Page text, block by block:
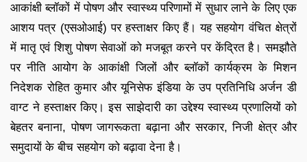
आकांक्षी ब्लॉकों में पोषण और स्वास्थ्य परिणामों में सुधार लाने के लिए एक
आशय पत्र (एसओआई) पर हस्ताक्षर किए हैं। यह सहयोग वंचित क्षेत्रों
में मातृ एवं शिशु पोषण सेवाओं को मजबूत करने पर केंद्रित है। समझौते
पर नीति आयोग के आकांक्षी जिलों और ब्लॉकों कार्यक्रम के मिशन
निदेशक रोहित कुमार और यूनिसेफ इंडिया के उप प्रतिनिधि अर्जन डी
वाग्ट ने हस्ताक्षर किए। इस साझेदारी का उद्देश्य स्वास्थ्य प्रणालियों को
बेहतर बनाना, पोषण जागरूकता बढ़ाना और सरकार, निजी क्षेत्र और
समुदायों के बीच सहयोग को बढ़ावा देना है।